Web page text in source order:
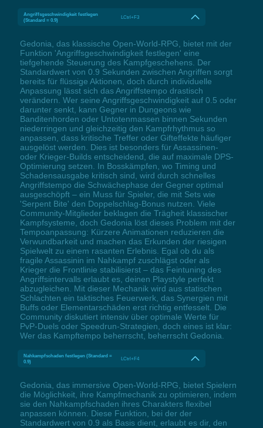
Angriffsgeschwindigkeit festlegen
(Standard = 0.9)
LCtrl+F3
Gedonia, das klassische Open-World-RPG, bietet mit der
Funktion 'Angriffsgeschwindigkeit festlegen' eine
tiefgehende Steuerung des Kampfgeschehens. Der
Standardwert von 0.9 Sekunden zwischen Angriffen sorgt
bereits für flüssige Aktionen, doch durch individuelle
Anpassung lässt sich das Angriffstempo drastisch
verändern. Wer seine Angriffsgeschwindigkeit auf 0.5 oder
darunter senkt, kann Gegner in Dungeons wie
Banditenhorden oder Untotenmassen binnen Sekunden
niederringen und gleichzeitig den Kampfrhythmus so
anpassen, dass kritische Treffer oder Gifteffekte häufiger
ausgelöst werden. Dies ist besonders für Assassinen-
oder Krieger-Builds entscheidend, die auf maximale DPS-
Optimierung setzen. In Bosskämpfen, wo Timing und
Schadensausgabe kritisch sind, wird durch schnelles
Angriffstempo die Schwächephase der Gegner optimal
ausgeschöpft – ein Muss für Spieler, die mit Sets wie
'Serpent Bite' den Doppelschlag-Bonus nutzen. Viele
Community-Mitglieder beklagen die Trägheit klassischer
Kampfsysteme, doch Gedonia löst dieses Problem mit der
Tempoanpassung: Kürzere Animationen reduzieren die
Verwundbarkeit und machen das Erkunden der riesigen
Spielwelt zu einem rasanten Erlebnis. Egal ob du als
fragile Assassinin im Nahkampf zuschlägst oder als
Krieger die Frontlinie stabilisierst – das Feintuning des
Angriffsintervalls erlaubt es, deinen Playstyle perfekt
abzugleichen. Mit dieser Mechanik wird aus statischen
Schlachten ein taktisches Feuerwerk, das Synergien mit
Buffs oder Elementarschäden erst richtig entfesselt. Die
Community diskutiert intensiv über optimale Werte für
PvP-Duels oder Speedrun-Strategien, doch eines ist klar:
Wer das Kampftempo beherrscht, beherrscht Gedonia.
Nahkampfschaden festlegen (Standard =
0.9)
LCtrl+F4
Gedonia, das immersive Open-World-RPG, bietet Spielern
die Möglichkeit, ihre Kampfmechanik zu optimieren, indem
sie den Nahkampfschaden ihres Charakters flexibel
anpassen können. Diese Funktion, bei der der
Standardwert von 0.9 als Basis dient, erlaubt es dir, den